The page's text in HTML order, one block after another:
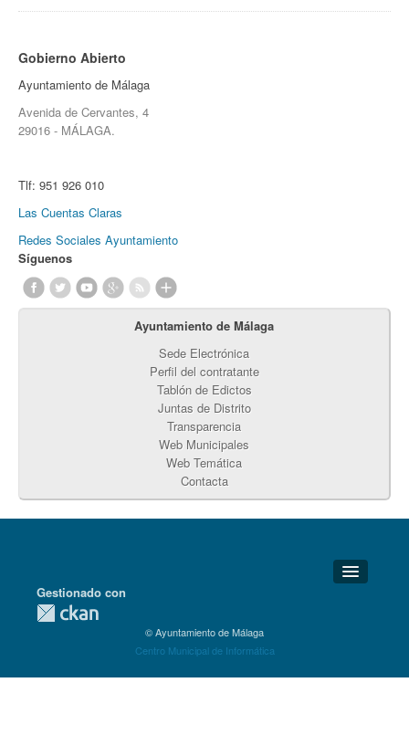
Gobierno Abierto
Ayuntamiento de Málaga
Avenida de Cervantes, 4
29016 - MÁLAGA.
Tlf: 951 926 010
Las Cuentas Claras
Redes Sociales Ayuntamiento
Síguenos
Ayuntamiento de Málaga
Sede Electrónica
Perfil del contratante
Tablón de Edictos
Juntas de Distrito
Transparencia
Web Municipales
Web Temática
Contacta
Detalles Técnicos
Gestionado con
© Ayuntamiento de Málaga
Centro Municipal de Informática